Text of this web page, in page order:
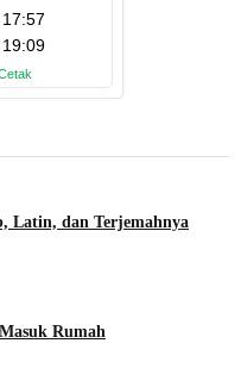
Latin, dan Terjemahnya
Rumah